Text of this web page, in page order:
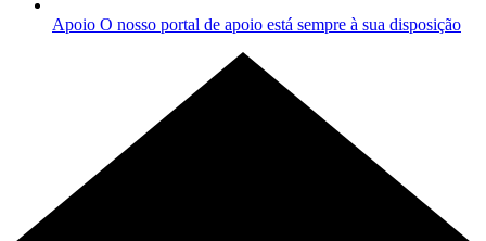
Apoio O nosso portal de apoio está sempre à sua disposição